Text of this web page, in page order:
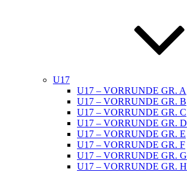
U17
U17 – VORRUNDE GR. A
U17 – VORRUNDE GR. B
U17 – VORRUNDE GR. C
U17 – VORRUNDE GR. D
U17 – VORRUNDE GR. E
U17 – VORRUNDE GR. F
U17 – VORRUNDE GR. G
U17 – VORRUNDE GR. H